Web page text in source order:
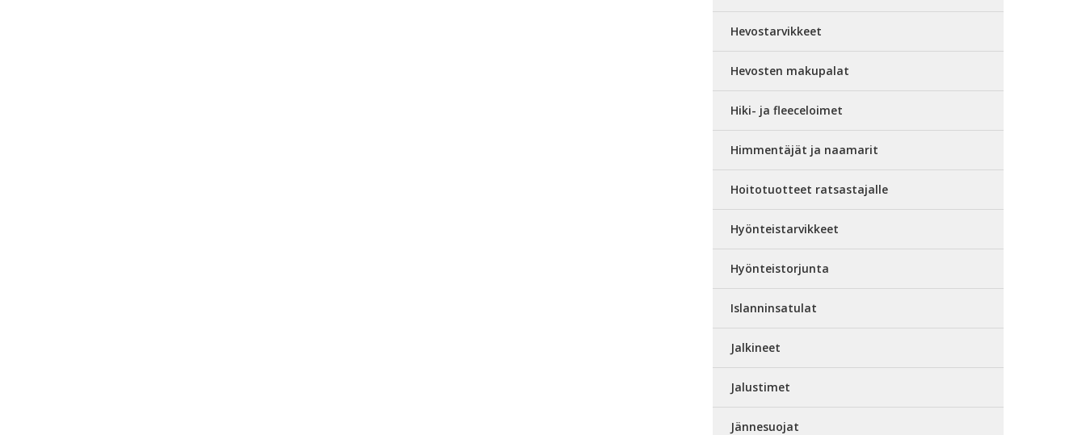
Hevostarvikkeet
Hevosten makupalat
Hiki- ja fleeceloimet
Himmentäjät ja naamarit
Hoitotuotteet ratsastajalle
Hyönteistarvikkeet
Hyönteistorjunta
Islanninsatulat
Jalkineet
Jalustimet
Jännesuojat